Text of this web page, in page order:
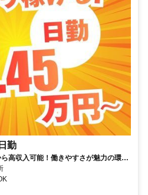
勤
高収入可能！働きやすさが魅力の環境
【月収29万円可能！日払いもOK！】
！週1日～・短期もOK！あなたのラ
ませんか！未経験者大歓迎！年代幅広